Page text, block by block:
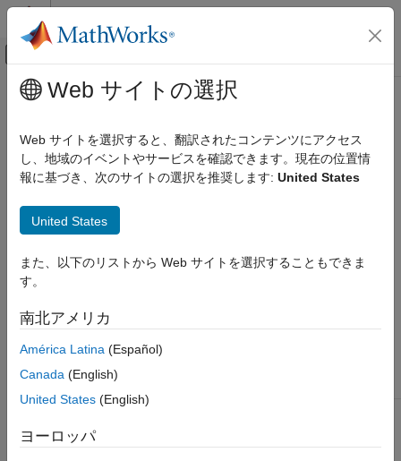
コンテンツへスキップ
オフキャンバス ナビゲーション メ
ドキュメンテーションのホーム
SimBiology
Modeling
Verify Models
sbiolastwarning
ON THIS PAGE
Arguments
Description
Version History
See Also
メインコンテンツ
sbiolastwarning
SimBiologylast warning message
sbiolastwarning
sbiolastwarning([])
sbiolastwarning(
Arguments
diagstruct
Description
Web サイトの選択
Web サイトを選択すると、翻訳されたコンテンツにアクセス
し、地域のイベントやサービスを確認できます。現在の位置情
報に基づき、次のサイトの選択を推奨します: United States
United States
また、以下のリストから Web サイトを選択することもできま
す。
南北アメリカ
América Latina (Español)
Canada (English)
United States (English)
ヨーロッパ